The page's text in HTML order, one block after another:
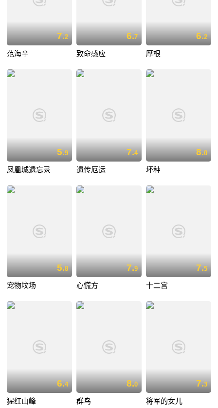
7.2
范海辛
6.7
致命感应
6.2
摩根
5.9
凤凰城遗忘录
7.4
遗传厄运
8.0
坏种
5.8
宠物坟场
7.9
心慌方
7.5
十二宫
6.4
猩红山峰
8.0
群鸟
7.3
将军的女儿